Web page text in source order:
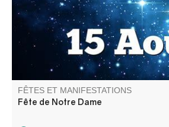
FÊTES ET MANIFESTATIONS
Fête de Notre Dame